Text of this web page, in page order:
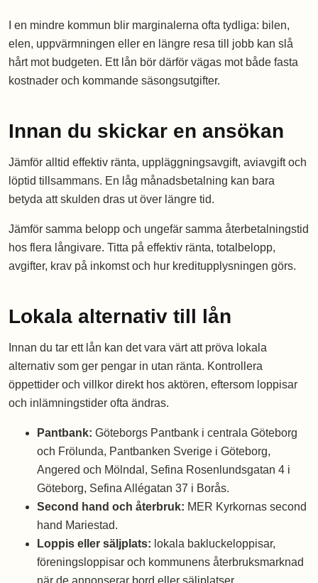
I en mindre kommun blir marginalerna ofta tydliga: bilen,
elen, uppvärmningen eller en längre resa till jobb kan slå
hårt mot budgeten. Ett lån bör därför vägas mot både fasta
kostnader och kommande säsongsutgifter.
Innan du skickar en ansökan
Jämför alltid effektiv ränta, uppläggningsavgift, aviavgift och
löptid tillsammans. En låg månadsbetalning kan bara
betyda att skulden dras ut över längre tid.
Jämför samma belopp och ungefär samma återbetalningstid
hos flera långivare. Titta på effektiv ränta, totalbelopp,
avgifter, krav på inkomst och hur kreditupplysningen görs.
Lokala alternativ till lån
Innan du tar ett lån kan det vara värt att pröva lokala
alternativ som ger pengar in utan ränta. Kontrollera
öppettider och villkor direkt hos aktören, eftersom loppisar
och inlämningstider ofta ändras.
Pantbank: Göteborgs Pantbank i centrala Göteborg
och Frölunda, Pantbanken Sverige i Göteborg,
Angered och Mölndal, Sefina Rosenlundsgatan 4 i
Göteborg, Sefina Allégatan 37 i Borås.
Second hand och återbruk: MER Kyrkornas second
hand Mariestad.
Loppis eller säljplats: lokala bakluckeloppisar,
föreningsloppisar och kommunens återbruksmarknad